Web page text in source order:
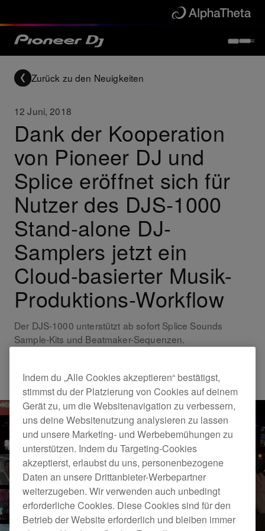
Zurück zu den Neuigkeiten
12 Juni, 2018
Dank der Kooperation
von Pioneer DJ und
Splice eröffnet sich für
Nutzer des DJS-1000
Stand-alone DJ-
Samplers jetzt ein
Cloud-basierter Musik-
Produktions-Workflow
Der DJS-1000 unterstützt ab sofort Splice Sounds
Sample-Kits und Beatmaker-Sequenzen.
Products DJS-1000
Indem du „Alle Cookies akzeptieren“ bestätigst,
stimmst du der Platzierung von Cookies auf deinem
Gerät zu, um die Websitenavigation zu verbessern,
uns deine Websitenutzung analysieren zu lassen
und unsere Marketing- und Werbebemühungen zu
unterstützen. Indem du Targeting-Cookies
akzeptierst, erlaubst du uns, personenbezogene
Daten an unsere Drittanbieter-Werbepartner
weiterzugeben. Wir verwenden auch unbedingt
erforderliche Cookies. Diese Cookies sind für den
Betrieb der Website erforderlich und bleiben immer